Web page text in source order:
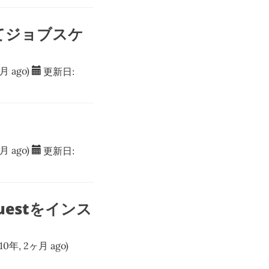
ョブスケ
ago) 更新日:
ago) 更新日:
をインス
年, 2ヶ月 ago)